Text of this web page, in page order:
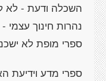
השכלה ודעת - לא
נהרות חינוך
ספרי מופת לא
ספרי מדע וידיעת